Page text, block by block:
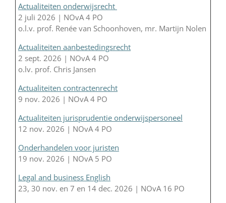
Actualiteiten onderwijsrecht
2 juli 2026 | NOvA 4 PO
o.l.v. prof. Renée van Schoonhoven, mr. Martijn Nolen
Actualiteiten aanbestedingsrecht
2 sept. 2026 | NOvA 4 PO
o.lv. prof. Chris Jansen
Actualiteiten contractenrecht
9 nov. 2026 | NOvA 4 PO
Actualiteiten jurisprudentie onderwijspersoneel
12 nov. 2026 | NOvA 4 PO
Onderhandelen voor juristen
19 nov. 2026 | NOvA 5 PO
Legal and business English
23, 30 nov. en 7 en 14 dec. 2026 | NOvA 16 PO